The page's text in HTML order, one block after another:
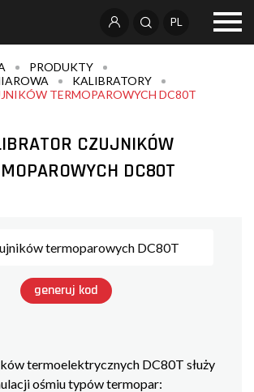
PL
PRODUKTY
KALIBRATORY
TERMOPAROWYCH DC80T
CZUJNIKÓW
DC80T
generuj kod
termoelektrycznych DC80T służy
ośmiu typów termopar: